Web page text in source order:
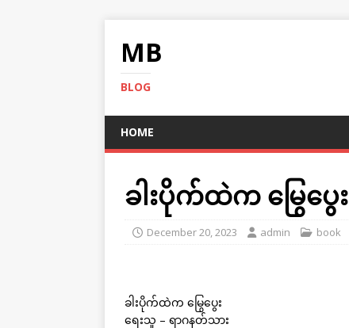
MB
BLOG
HOME
ခါးပိုက်ထဲက မြွေပွေး
December 20, 2023 admin book
ခါးပိုက်ထဲက မြွေပွေး
ရေးသူ – ရာဂနတ်သား